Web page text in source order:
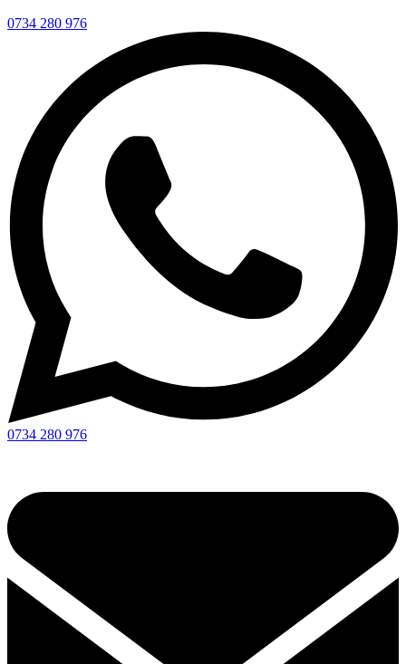
0734 280 976
0734 280 976